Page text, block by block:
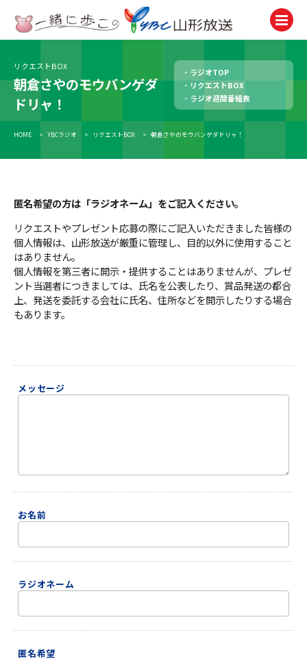
テレビ
TV
ラジオ
ニュース
アナウンサー
イベント
試写会・プレゼント
Present
やまがた情熱市場
リクエストBOX
朝倉さやのモウバンゲダ
ドリャ！
ラジオTOP
リクエストBOX
ラジオ週間番組表
HOME > YBCラジオ > リクエストBOX > 朝倉さやのモウバンゲダドリャ！
匿名希望の方は「ラジオネーム」をご記入ください。
リクエストやプレゼント応募の際にご記入いただきました皆様の
個人情報は、山形放送が厳重に管理し、目的以外に使用すること
はありません。
個人情報を第三者に開示・提供することはありませんが、プレゼ
ント当選者につきましては、氏名を公表したり、賞品発送の都合
上、発送を委託する会社に氏名、住所などを開示したりする場合
もあります。
メッセージ
お名前
ラジオネーム
匿名希望